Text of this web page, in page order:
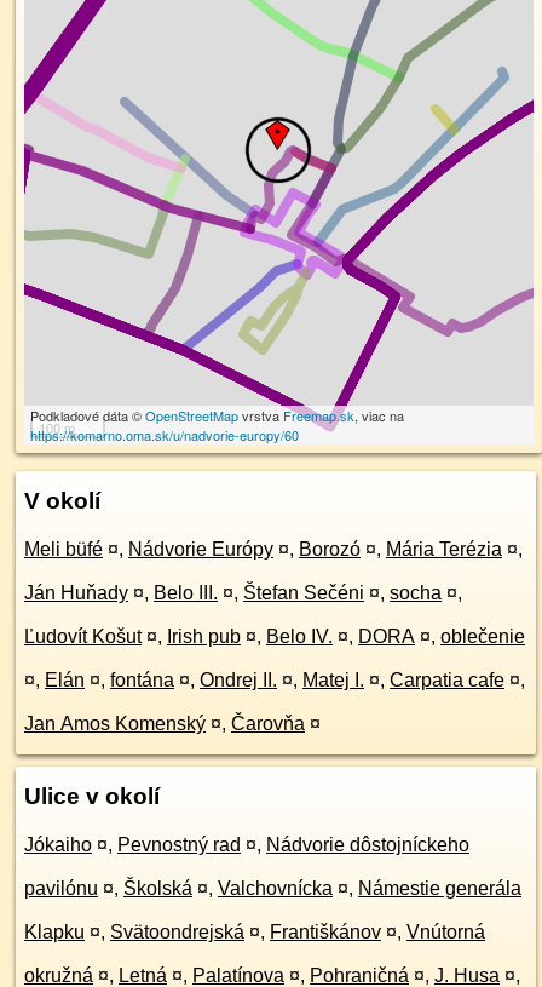
100 m
Podkladové dáta ©OpenStreetMapvrstva Freemap.sk, viac na
https://komarno.oma.sk/u/nadvorie-europy/60
V okolí
Meli büfé ¤, Nádvorie Európy ¤, Borozó ¤, Mária Terézia ¤,
Ján Huňady ¤, Belo III. ¤, Štefan Sečéni ¤, socha ¤,
Ľudovít Košut ¤, Irish pub ¤, Belo IV. ¤, DORA ¤, oblečenie
¤, Elán ¤, fontána ¤, Ondrej II. ¤, Matej I. ¤, Carpatia cafe ¤,
Jan Amos Komenský ¤, Čarovňa ¤
Ulice v okolí
Jókaiho ¤, Pevnostný rad ¤, Nádvorie dôstojníckeho
pavilónu ¤, Školská ¤, Valchovnícka ¤, Námestie generála
Klapku ¤, Svätoondrejská ¤, Františkánov ¤, Vnútorná
okružná ¤, Letná ¤, Palatínova ¤, Pohraničná ¤, J. Husa ¤,